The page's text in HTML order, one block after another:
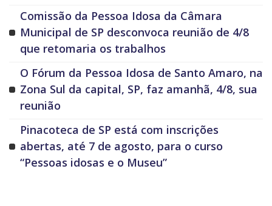
Comissão da Pessoa Idosa da Câmara
Municipal de SP desconvoca reunião de 4/8
que retomaria os trabalhos
O Fórum da Pessoa Idosa de Santo Amaro, na
Zona Sul da capital, SP, faz amanhã, 4/8, sua
reunião
Pinacoteca de SP está com inscrições
abertas, até 7 de agosto, para o curso
“Pessoas idosas e o Museu”